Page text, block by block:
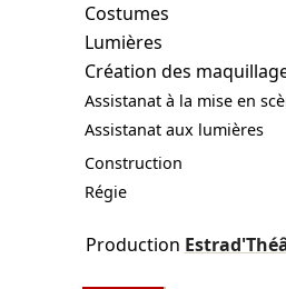
Costumes
Lumières
Création des
Assistanat à la mise en
Assistanat aux lumières
Construction
Régie
Production